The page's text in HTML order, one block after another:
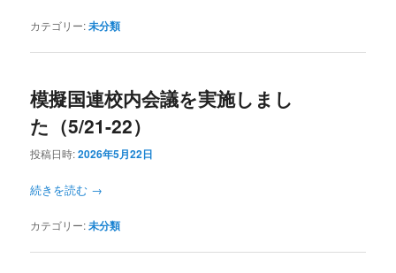
カテゴリー:未分類
模擬国連校内会議を実施しまし
た（5/21-22）
投稿日時:2026年5月22日
続きを読む →
カテゴリー:未分類